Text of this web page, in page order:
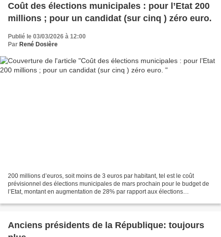
Coût des élections municipales : pour l’Etat 200
millions ; pour un candidat (sur cinq ) zéro euro.
Publié le 03/03/2026 à 12:00
Par René Dosière
200 millions d’euros, soit moins de 3 euros par habitant, tel est le coût
prévisionnel des élections municipales de mars prochain pour le budget de
l’Etat, montant en augmentation de 28% par rapport aux élections
Anciens présidents de la République: toujours